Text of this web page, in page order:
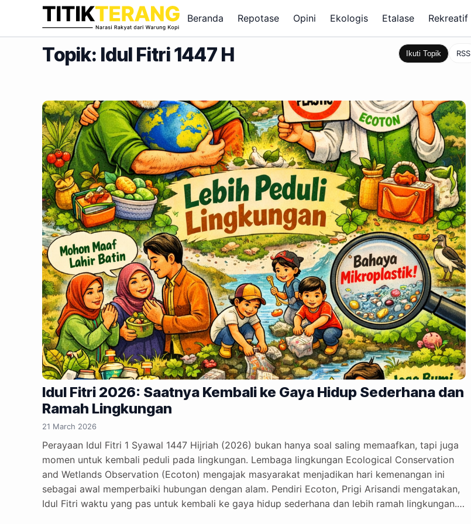
Lewati ke konten
Beranda
Repotase Opini Ekologis Etalase Rekreatif
Topik: Idul Fitri 1447 H Ikuti Topik RSS
Idul Fitri 2026: Saatnya Kembali ke Gaya Hidup Sederhana dan
Ramah Lingkungan
21 March 2026
Perayaan Idul Fitri 1 Syawal 1447 Hijriah (2026) bukan hanya soal saling memaafkan, tapi juga
momen untuk kembali peduli pada lingkungan. Lembaga lingkungan Ecological Conservation
and Wetlands Observation (Ecoton) mengajak masyarakat menjadikan hari kemenangan ini
sebagai awal memperbaiki hubungan dengan alam. Pendiri Ecoton, Prigi Arisandi mengatakan,
Idul Fitri waktu yang pas untuk kembali ke gaya hidup sederhana dan lebih ramah lingkungan.